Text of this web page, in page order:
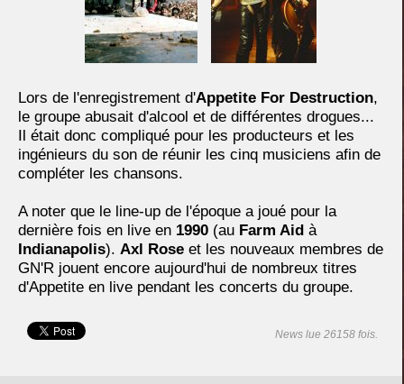
Lors de l'enregistrement d'Appetite For Destruction,
le groupe abusait d'alcool et de différentes drogues...
Il était donc compliqué pour les producteurs et les
ingénieurs du son de réunir les cinq musiciens afin de
compléter les chansons.
A noter que le line-up de l'époque a joué pour la
dernière fois en live en 1990 (au Farm Aid à
Indianapolis). Axl Rose et les nouveaux membres de
GN'R jouent encore aujourd'hui de nombreux titres
d'Appetite en live pendant les concerts du groupe.
News lue 26158 fois.